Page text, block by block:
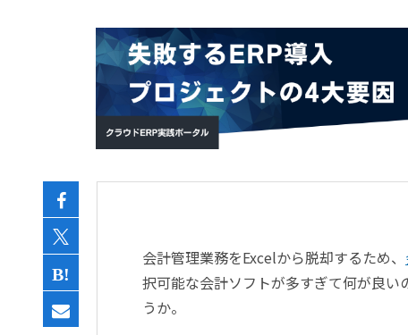
会計
経営／業績管理
サプライチェーン／生産管理
CRM／営業支援／Eコマース
データ分析／BI
会計管理業務をExcelから脱却するため、
択可能な会計ソフトが多すぎて何が良
うか。